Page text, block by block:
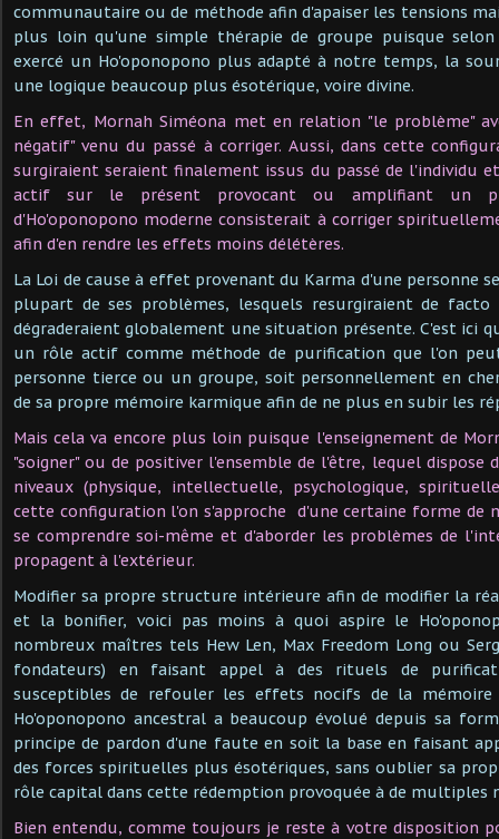
communautaire ou de méthode afin d'apaiser les tensions
plus loin qu'une simple thérapie de groupe puisque
exercé un Ho'oponopono plus adapté à notre temps, la
une logique beaucoup plus ésotérique, voire divine.
En effet, Mornah Siméona met en relation "le problème"
négatif" venu du passé à corriger. Aussi, dans cette
surgiraient seraient finalement issus du passé de l'individu
actif sur le présent provocant ou amplifiant un
d'Ho'oponopono moderne consisterait à corriger
afin d'en rendre les effets moins délétères.
La Loi de cause à effet provenant du Karma d'une personne
plupart de ses problèmes, lesquels resurgiraient de
dégraderaient globalement une situation présente. C'est ici
un rôle actif comme méthode de purification que l'on
personne tierce ou un groupe, soit personnellement en
de sa propre mémoire karmique afin de ne plus en subir les
Mais cela va encore plus loin puisque l'enseignement de
"soigner" ou de positiver l'ensemble de l'être, lequel
niveaux (physique, intellectuelle, psychologique,
cette configuration l'on s'approche d'une certaine forme de
se comprendre soi-même et d'aborder les problèmes de
propagent à l'extérieur.
Modifier sa propre structure intérieure afin de modifier la
et la bonifier, voici pas moins à quoi aspire le
nombreux maîtres tels Hew Len, Max Freedom Long ou
fondateurs) en faisant appel à des rituels de
susceptibles de refouler les effets nocifs de la mémoire
Ho'oponopono ancestral a beaucoup évolué depuis sa
principe de pardon d'une faute en soit la base en faisant
des forces spirituelles plus ésotériques, sans oublier sa
rôle capital dans cette rédemption provoquée à de multiples
Bien entendu, comme toujours je reste à votre disposition